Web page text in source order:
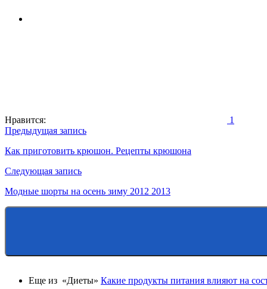
Нравится: 1
Навигация
по
записям
Предыдущая запись
Как приготовить крюшон. Рецепты крюшона
Следующая запись
Модные шорты на осень зиму 2012 2013
Еще из «Диеты» Какие продукты питания влияют на